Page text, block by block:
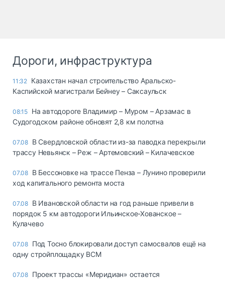
Дороги, инфраструктура
11:32 Казахстан начал строительство Аральско-
Каспийской магистрали Бейнеу – Саксаульск
08:15 На автодороге Владимир – Муром – Арзамас в
Судогодском районе обновят 2,8 км полотна
07.08 В Свердловской области из-за паводка перекрыли
трассу Невьянск – Реж – Артемовский – Килачевское
07.08 В Бессоновке на трассе Пенза – Лунино проверили
ход капитального ремонта моста
07.08 В Ивановской области на год раньше привели в
порядок 5 км автодороги Ильинское-Хованское –
Кулачево
07.08 Под Тосно блокировали доступ самосвалов ещё на
одну стройплощадку ВСМ
07.08 Проект трассы «Меридиан» остается